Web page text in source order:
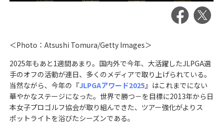
＜Photo：Atsushi Tomura/Getty Images＞
2025年もあと1週間あまり。国内外で今年、大活躍したJLPGA選
手のオフの活動が連日、多くのメディアで取り上げられている。
当然ながら、今年の『JLPGAアワード2025』はこれまでにない
華やかなステージになった。世界で勝つ－を目標に2013年から日
本女子プロゴルフ協会が取り組んできた、ツアー強化がよりス
ポットライトを浴びたシーズンである。